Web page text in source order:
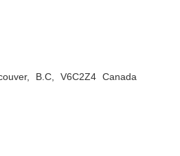
B.C V6C2Z4 Canada